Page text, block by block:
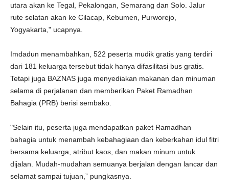
utara akan ke Tegal, Pekalongan, Semarang dan Solo. Jalur
rute selatan akan ke Cilacap, Kebumen, Purworejo,
Yogyakarta," ucapnya.
Imdadun menambahkan, 522 peserta mudik gratis yang terdiri
dari 181 keluarga tersebut tidak hanya difasilitasi bus gratis.
Tetapi juga BAZNAS juga menyediakan makanan dan minuman
selama di perjalanan dan memberikan Paket Ramadhan
Bahagia (PRB) berisi sembako.
"Selain itu, peserta juga mendapatkan paket Ramadhan
bahagia untuk menambah kebahagiaan dan keberkahan idul fitri
bersama keluarga, atribut kaos, dan makan minum untuk
dijalan. Mudah-mudahan semuanya berjalan dengan lancar dan
selamat sampai tujuan,” pungkasnya.